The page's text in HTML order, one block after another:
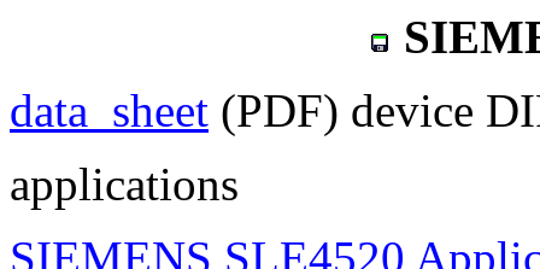
data_sheet (PDF) device
applications
SIEMENS SLE4520